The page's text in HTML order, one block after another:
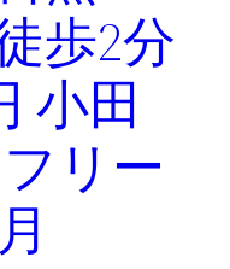
歩2分
小田
リー